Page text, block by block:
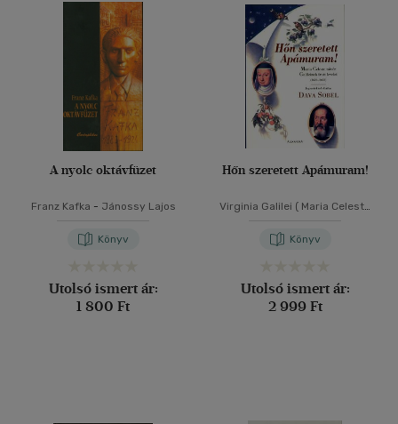
A nyolc oktávfüzet
Franz Kafka - Jánossy Lajos
Könyv
Utolsó ismert ár:
1 800 Ft
Hőn szeretett Apámuram!
Virginia Galilei ( Maria Celeste
Könyv
Utolsó ismert ár:
2 999 Ft